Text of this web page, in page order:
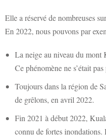
Elle a réservé de nombreuses
En 2022, nous pouvons par
La neige au niveau du
Ce phénomène ne s’était
Toujours dans la région de
de grêlons, en avril 2022.
Fin 2021 à début 2022,
connu de fortes